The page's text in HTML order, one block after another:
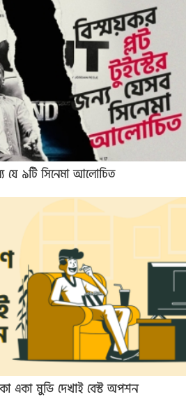
যে ৯টি সিনেমা আলোচিত
একা মুভি দেখাই বেস্ট অপশন